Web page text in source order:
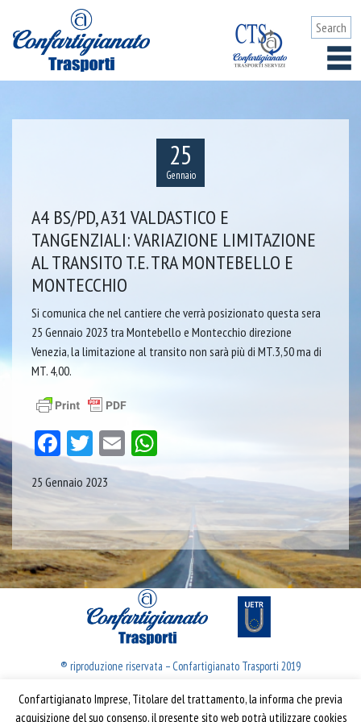
25
Gennaio
A4 BS/PD, A31 VALDASTICO E
TANGENZIALI: VARIAZIONE LIMITAZIONE
AL TRANSITO T.E. TRA MONTEBELLO E
MONTECCHIO
Si comunica che nel cantiere che verrà posizionato questa sera
25 Gennaio 2023 tra Montebello e Montecchio direzione
Venezia, la limitazione al transito non sarà più di MT.3,50 ma di
MT. 4,00.
Facebook
Twitter
Email
25 Gennaio 2023
® riproduzione riservata – Confartigianato Trasporti 2019
Confartigianato Trasporti
Confartigianato Imprese, Titolare del trattamento, la informa che previa
acquisizione del suo consenso, il presente sito web potrà utilizzare cookies